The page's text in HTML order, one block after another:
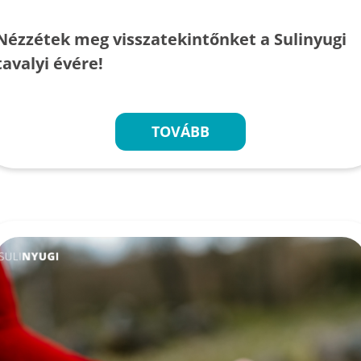
meg visszatekintőnket a Sulinyugi
évére!
TOVÁBB